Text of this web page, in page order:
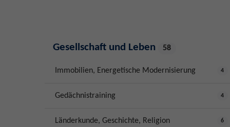
Gesellschaft und Leben 58
Immobilien, Energetische Modernisierung 4
Gedächnistraining 4
Länderkunde, Geschichte, Religion 6